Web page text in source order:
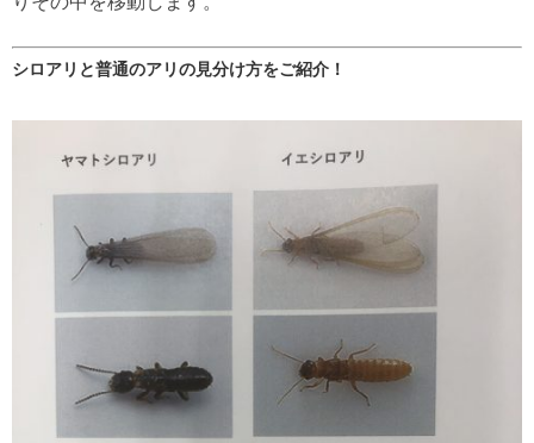
シロアリと普通のアリの見分け方をご紹介！